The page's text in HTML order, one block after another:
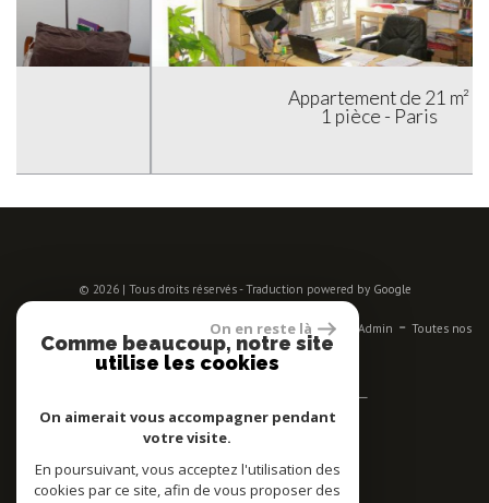
Appartement de 21 m²
© 2026 | Tous droits réservés - Traduction powered by Google
Nos honoraires-Liens Admin - Toutes nos
annonces
Espace propriétaires
Adhérent
On en reste là
Comme beaucoup, notre site
utilise les cookies
On aimerait vous accompagner pendant
votre visite.
En poursuivant, vous acceptez l'utilisation des
cookies par ce site, afin de vous proposer des